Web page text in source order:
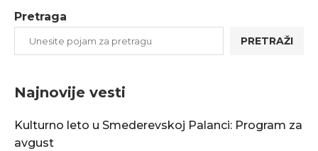
Pretraga
PRETRAŽI
Najnovije vesti
Kulturno leto u Smederevskoj Palanci: Program za
avgust